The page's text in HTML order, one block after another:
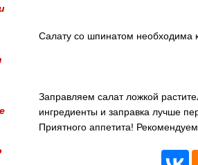
Салату со шпинатом необходима
Заправляем салат ложкой
ингредиенты и заправка лучше
Приятного аппетита! Рекомендуем